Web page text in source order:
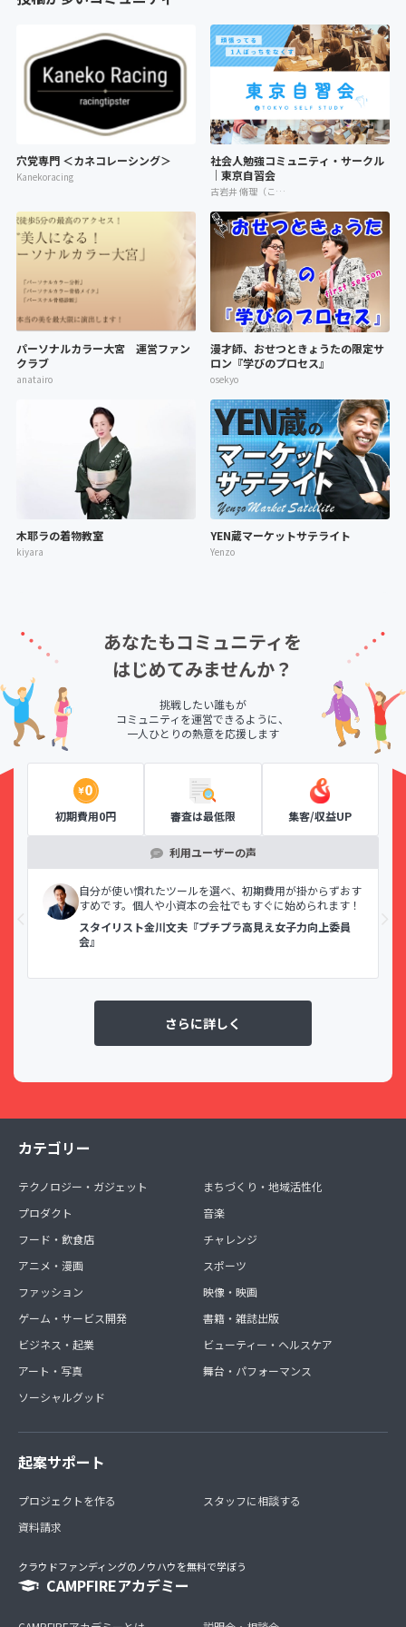
穴党専門 ＜カネコレーシング＞
Kanekoracing
社会人勉強コミュニティ・サークル
｜東京自習会
古岩井 脩理（こいわい しゅり）
パーソナルカラー大宮 運営ファン
クラブ
anatairo
漫才師、おせつときょうたの限定サ
ロン『学びのプロセス』
osekyo
木耶ラの着物教室
kiyara
YEN蔵マーケットサテライト
Yenzo
あなたもコミュニティを
はじめてみませんか？
挑戦したい誰もが
コミュニティを運営できるように、
一人ひとりの熱意を応援します
初期費用0円 審査は最低限 集客/収益UP
利用ユーザーの声
自分が使い慣れたツールを選べ、初期費用が掛からずおす
すめです。個人や小資本の会社でもすぐに始められます！
スタイリスト金川文夫『プチプラ高見え女子力向上委員
会』
さらに詳しく
カテゴリー
テクノロジー・ガジェット
プロダクト
フード・飲食店
アニメ・漫画
ファッション
ゲーム・サービス開発
ビジネス・起業
アート・写真
ソーシャルグッド
まちづくり・地域活性化
音楽
チャレンジ
スポーツ
映像・映画
書籍・雑誌出版
ビューティー・ヘルスケア
舞台・パフォーマンス
起案サポート
プロジェクトを作る
資料請求
スタッフに相談する
クラウドファンディングのノウハウを無料で学ぼう
CAMPFIREアカデミー